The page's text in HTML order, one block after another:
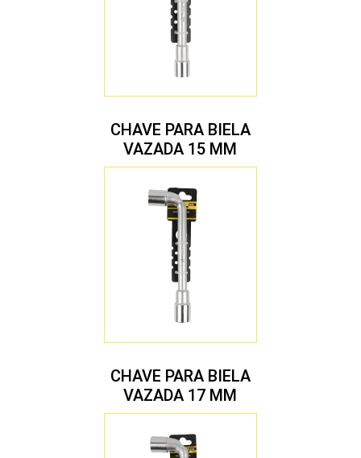
CHAVE PARA BIELA
VAZADA 15 MM
CHAVE PARA BIELA
VAZADA 17 MM